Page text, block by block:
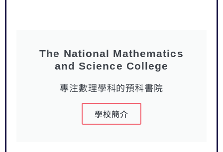
The National Mathematics
and Science College
專注數理學科的預科書院
學校簡介